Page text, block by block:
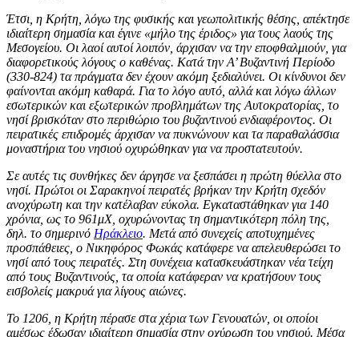
Έτσι, η Κρήτη, λόγω της φυσικής και γεωπολιτικής θέσης, απέκτησε
ιδιαίτερη σημασία και έγινε «μήλο της έριδος» για τους λαούς της
Μεσογείου. Οι λαοί αυτοί λοιπόν, άρχισαν να την εποφθαλμιούν, για
διαφορετικούς λόγους ο καθένας. Κατά την Α’ Βυζαντινή Περίοδο
(330-824) τα πράγματα δεν έχουν ακόμη ξεδιαλύνει. Οι κίνδυνοι δεν
φαίνονται ακόμη καθαρά. Για το λόγο αυτό, αλλά και λόγω άλλων
εσωτερικών και εξωτερικών προβλημάτων της Αυτοκρατορίας, το
νησί βρισκόταν στο περιθώριο του βυζαντινού ενδιαφέροντος. Οι
πειρατικές επιδρομές άρχισαν να πυκνώνουν και τα παραθαλάσσια
μοναστήρια του νησιού οχυρώθηκαν για να προστατευτούν.
Σε αυτές τις συνθήκες δεν άργησε να ξεσπάσει η πρώτη θύελλα στο
νησί. Πρώτοι οι Σαρακηνοί πειρατές βρήκαν την Κρήτη σχεδόν
ανοχύρωτη και την κατέλαβαν εύκολα. Εγκαταστάθηκαν για 140
χρόνια, ως το 961μΧ, οχυρώνοντας τη σημαντικότερη πόλη της,
δηλ. το σημερινό Ηράκλειο. Μετά από συνεχείς αποτυχημένες
προσπάθειες, ο Νικηφόρος Φωκάς κατάφερε να απελευθερώσει το
νησί από τους πειρατές. Στη συνέχεια κατασκευάστηκαν νέα τείχη
από τους Βυζαντινούς, τα οποία κατάφεραν να κρατήσουν τους
εισβολείς μακρυά για λίγους αιώνες.
Το 1206, η Κρήτη πέρασε στα χέρια των Γενουατών, οι οποίοι
αμέσως έδωσαν ιδιαίτερη σημασία στην οχύρωση του νησιού. Μέσα